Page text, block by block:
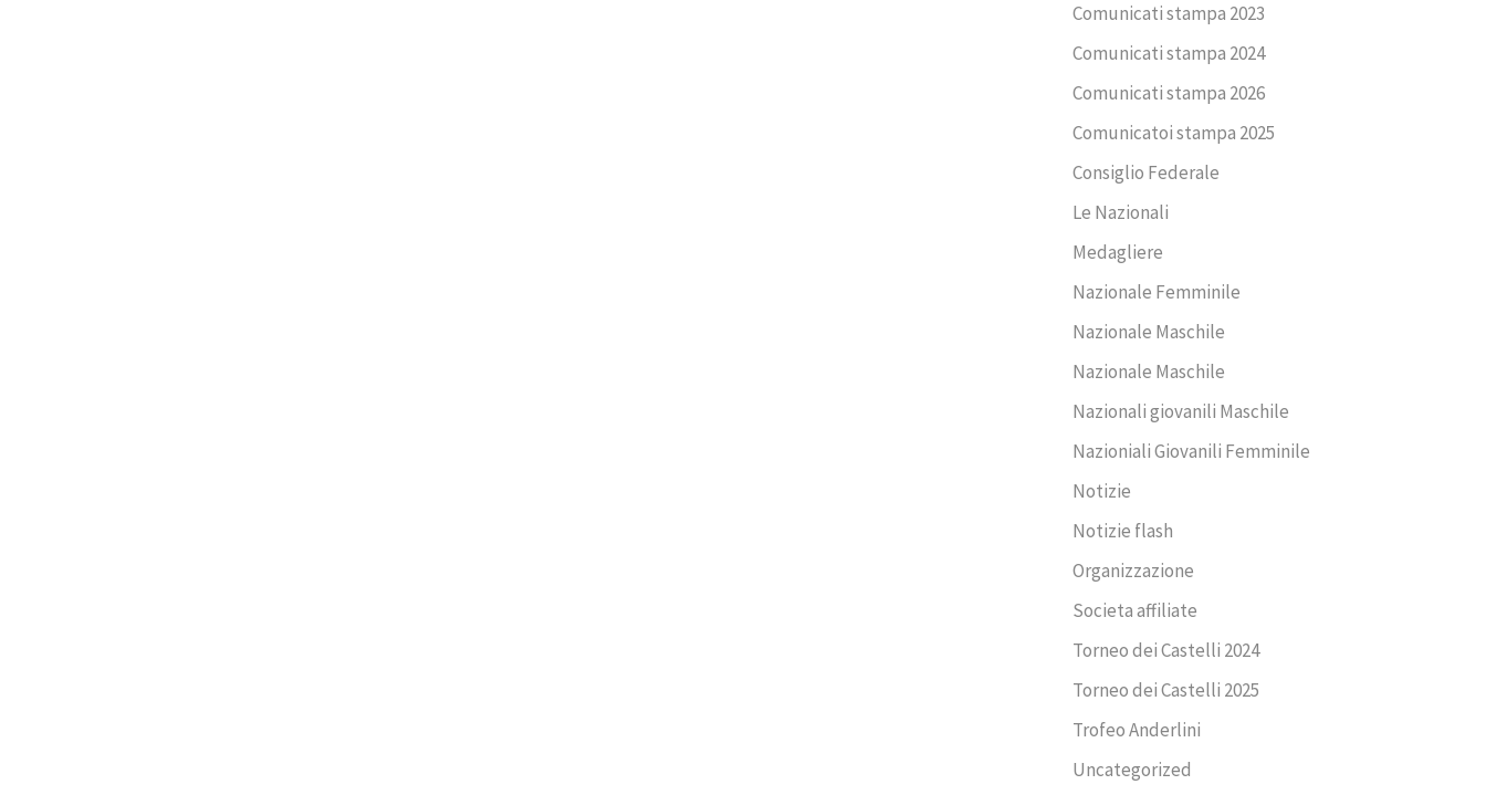
Comunicati stampa 2023
Comunicati stampa 2024
Comunicati stampa 2026
Comunicatoi stampa 2025
Consiglio Federale
Le Nazionali
Medagliere
Nazionale Femminile
Nazionale Maschile
Nazionale Maschile
Nazionali giovanili Maschile
Nazioniali Giovanili Femminile
Notizie
Notizie flash
Organizzazione
Societa affiliate
Torneo dei Castelli 2024
Torneo dei Castelli 2025
Trofeo Anderlini
Uncategorized